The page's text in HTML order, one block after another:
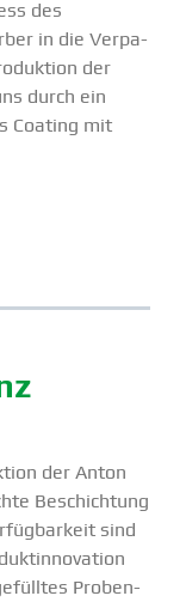
des
in die Verpa­
der
durch ein
Coating mit
der Anton
Beschichtung
sind
Proben­